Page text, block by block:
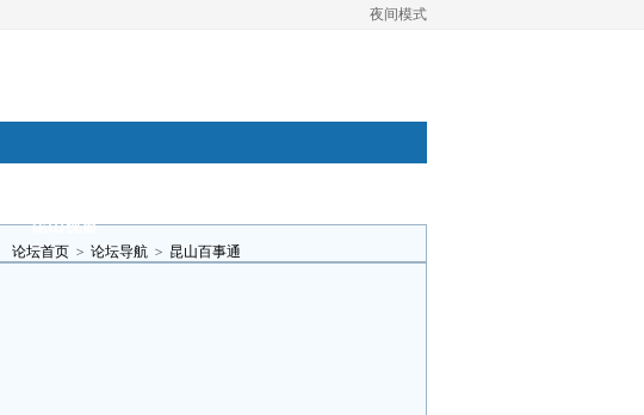
夜间模式
昆山视窗
论坛首页 > 论坛导航 > 昆山百事通